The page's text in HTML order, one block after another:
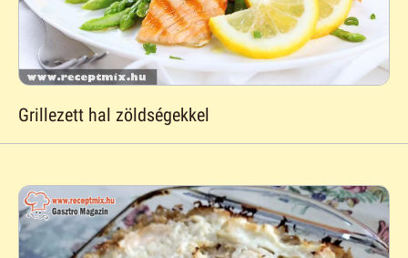
Grillezett hal zöldségekkel